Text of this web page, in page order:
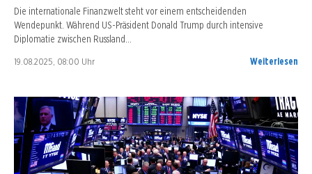
Die internationale Finanzwelt steht vor einem entscheidenden
Wendepunkt. Während US-Präsident Donald Trump durch intensive
Diplomatie zwischen Russland…
19.08.2025, 08:00 Uhr Weiterlesen